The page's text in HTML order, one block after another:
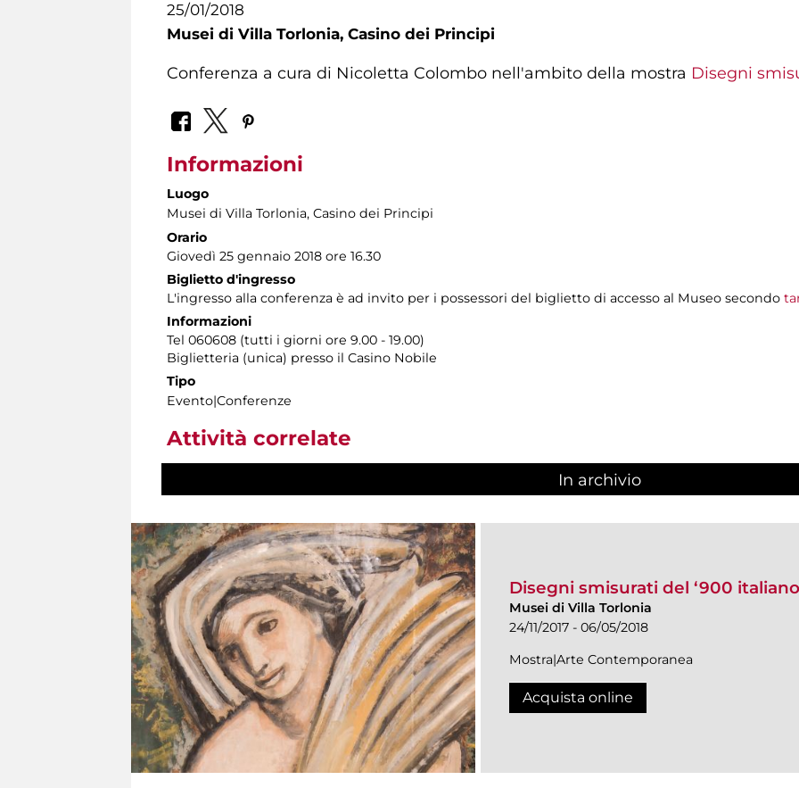
25/01/2018
Musei di Villa Torlonia, Casino dei Principi
Conferenza a cura di Nicoletta Colombo nell'ambito della mostra Disegni
Informazioni
Luogo
Musei di Villa Torlonia, Casino dei Principi
Orario
Giovedì 25 gennaio 2018 ore 16.30
Biglietto d'ingresso
L'ingresso alla conferenza è ad invito per i possessori del biglietto di accesso al Museo secondo
Informazioni
Tel 060608 (tutti i giorni ore 9.00 - 19.00)
Biglietteria (unica) presso il Casino Nobile
Tipo
Evento|Conferenze
Attività correlate
In archivio
Disegni smisurati del ‘900 italiano
Musei di Villa Torlonia
24/11/2017 - 06/05/2018
Mostra|Arte Contemporanea
Acquista online